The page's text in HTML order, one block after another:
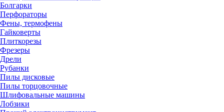
Болгарки
Перфораторы
Фены, термофены
Гайковерты
Плиткорезы
Фрезеры
Дрели
Рубанки
Пилы дисковые
Пилы торцовочные
Шлифовальные машины
Лобзики